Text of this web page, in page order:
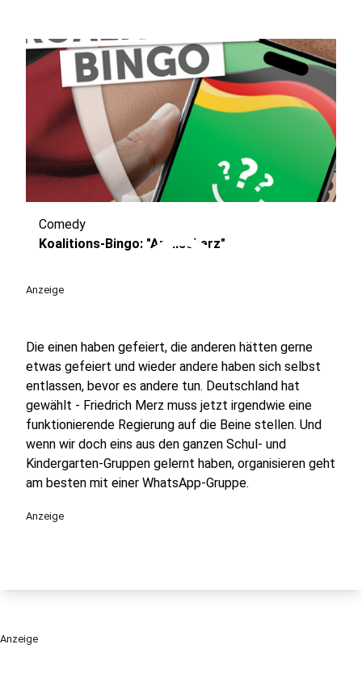
play_circle
Comedy
Koalitions-Bingo: "Aprilscherz"
Anzeige
Die einen haben gefeiert, die anderen hätten gerne
etwas gefeiert und wieder andere haben sich selbst
entlassen, bevor es andere tun. Deutschland hat
gewählt - Friedrich Merz muss jetzt irgendwie eine
funktionierende Regierung auf die Beine stellen. Und
wenn wir doch eins aus den ganzen Schul- und
Kindergarten-Gruppen gelernt haben, organisieren geht
am besten mit einer WhatsApp-Gruppe.
Anzeige
Anzeige